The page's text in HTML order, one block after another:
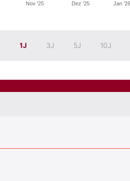
Nov '25 Dez '25 Jan '26
1J 3J 5J 10J